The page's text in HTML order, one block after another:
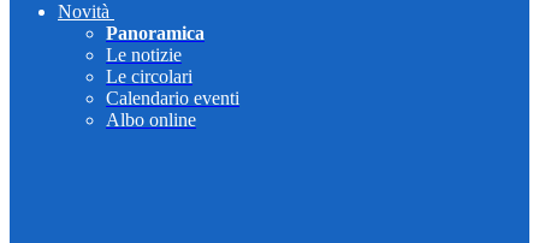
Novità
Panoramica
Le notizie
Le circolari
Calendario eventi
Albo online